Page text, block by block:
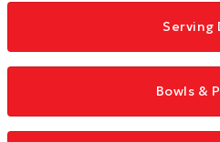
Serving
Bowls &